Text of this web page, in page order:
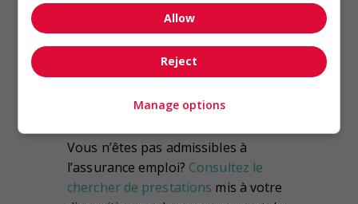
avec qui vous avez communiqué et
listez les offres auxquelles vous
postulez ainsi que le moment où
Conclusion
Vous n’êtes pas admissibles à
l’assurance emploi? Consultez le
chercher de prestations mis à votre
Allow
Reject
Manage options